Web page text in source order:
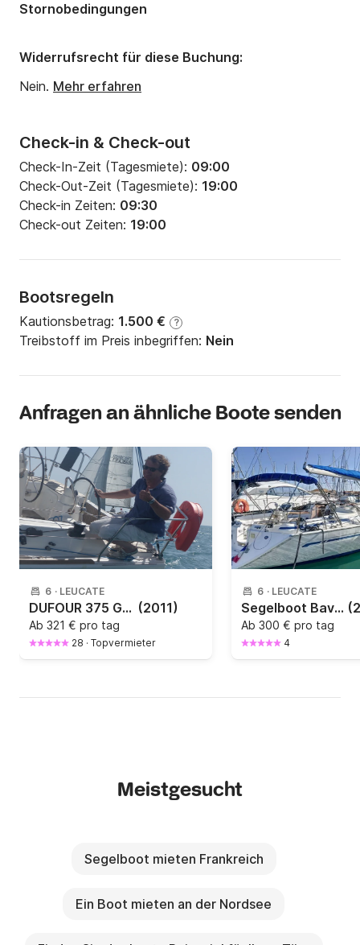
Tiefgang:1.5m
Motorleistung:59PS
Check-in & Check-out
Check-In-Zeit (Tagesmiete): 09:00
Check-Out-Zeit (Tagesmiete): 19:00
Check-in Zeiten: 09:30
Check-out Zeiten: 19:00
Bootsregeln
Kautionsbetrag: 1.500 € ?
Treibstoff im Preis inbegriffen: Nein
Stornobedingungen
Widerrufsrecht für diese Buchung:
Nein. Mehr erfahren
Anfragen an ähnliche Boote senden
6 · LEUCATE
DUFOUR 375 GRAND LARGE (2011)
Ab 321 € pro tag
28 · Topvermieter
6 · LEUCATE
Segelboot Bavaria 40 12.5m
Ab 300 € pro tag
4
Meistgesucht
Segelboot mieten Frankreich
Ein Boot mieten an der Nordsee